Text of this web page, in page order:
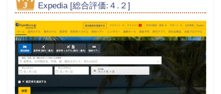
Expedia [総合評価:４.２]